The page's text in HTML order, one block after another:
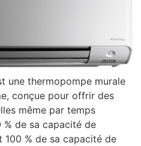
une thermopompe murale
conçue pour offrir des
même par temps
% de sa capacité de
100 % de sa capacité de